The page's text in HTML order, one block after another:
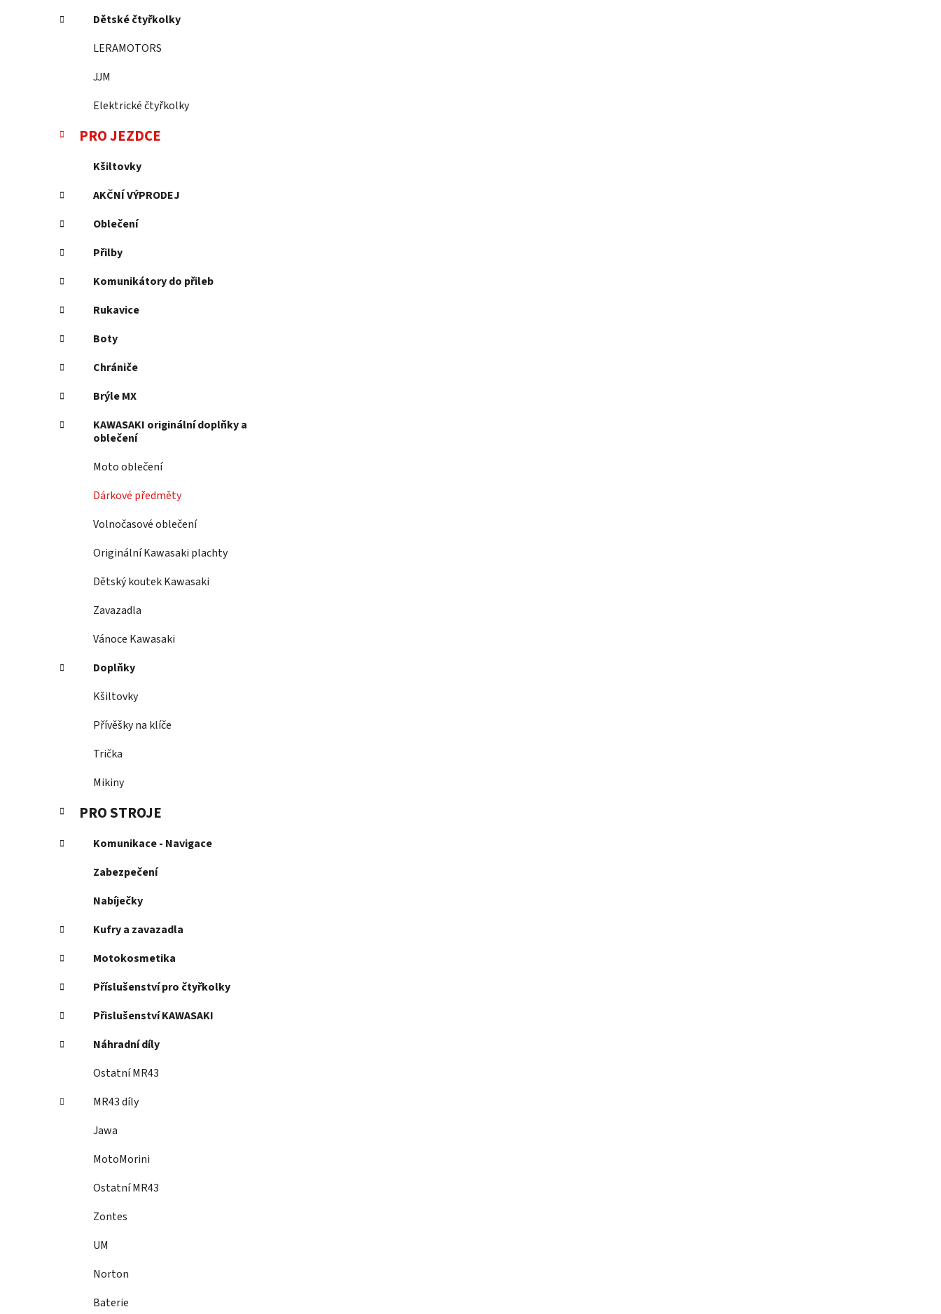
Dětské čtyřkolky
LERAMOTORS
JJM
Elektrické čtyřkolky
PRO JEZDCE
Kšiltovky
AKČNÍ VÝPRODEJ
Oblečení
Přilby
Komunikátory do přileb
Rukavice
Boty
Chrániče
Brýle MX
KAWASAKI originální doplňky a
oblečení
Moto oblečení
Dárkové předměty
Volnočasové oblečení
Originální Kawasaki plachty
Dětský koutek Kawasaki
Zavazadla
Vánoce Kawasaki
Doplňky
Kšiltovky
Přívěšky na klíče
Trička
Mikiny
PRO STROJE
Komunikace - Navigace
Zabezpečení
Nabíječky
Kufry a zavazadla
Motokosmetika
Příslušenství pro čtyřkolky
Přislušenství KAWASAKI
Náhradní díly
Ostatní MR43
MR43 díly
Jawa
MotoMorini
Ostatní MR43
Zontes
UM
Norton
Baterie